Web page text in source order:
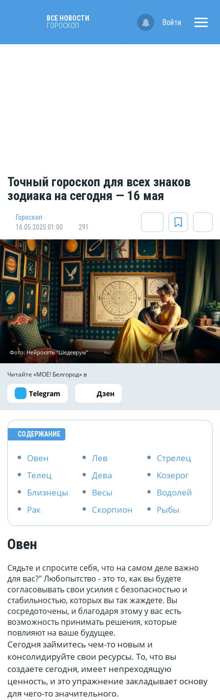
ВСЕ НОВОСТИ
ГОРОСКОП
Войти
Точный гороскоп для всех знаков
зодиака на сегодня — 16 мая
Гороскоп
16.05.2025 01:00
291
Фото: Нейросеть "Шедеврум"
Читайте «МОЁ! Белгород» в
Telegram Дзен
СОДЕРЖАНИЕ
Овен
Телец
Близнецы
Рак
Лев
Дева
Весы
Скорпион
Стрелец
Козерог
Водолей
Рыбы
Овен
Сядьте и спросите себя, что на самом деле важно
для вас?" Любопытство - это то, как вы будете
согласовывать свои усилия с безопасностью и
стабильностью, которых вы так жаждете. Вы
сосредоточены, и благодаря этому у вас есть
возможность принимать решения, которые
повлияют на ваше будущее.
Сегодня займитесь чем-то новым и
консолидируйте свои ресурсы. То, что вы
создаете сегодня, имеет непреходящую
ценность, и это упражнение закладывает основу
для чего-то значительного.